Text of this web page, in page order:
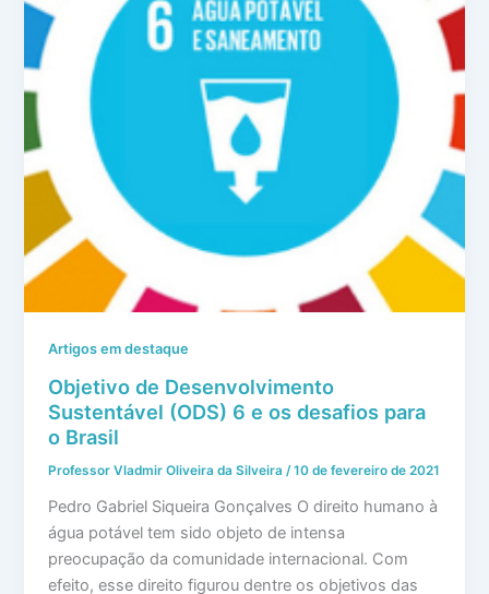
Artigos em destaque
Objetivo de Desenvolvimento
Sustentável (ODS) 6 e os desafios para
o Brasil
Professor Vladmir Oliveira da Silveira/10 de fevereiro de 2021
Pedro Gabriel Siqueira Gonçalves O direito humano à
água potável tem sido objeto de intensa
preocupação da comunidade internacional. Com
efeito, esse direito figurou dentre os objetivos das